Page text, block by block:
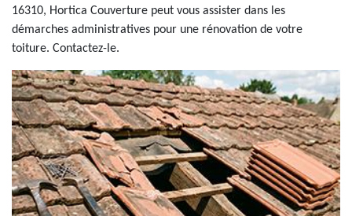
16310, Hortica Couverture peut vous assister dans les
démarches administratives pour une rénovation de votre
toiture. Contactez-le.